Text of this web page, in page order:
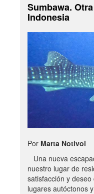
Sumbawa.
Indonesia
Por Marta Notivol
Una nueva
nuestro lugar de
satisfacción y
lugares autóctonos